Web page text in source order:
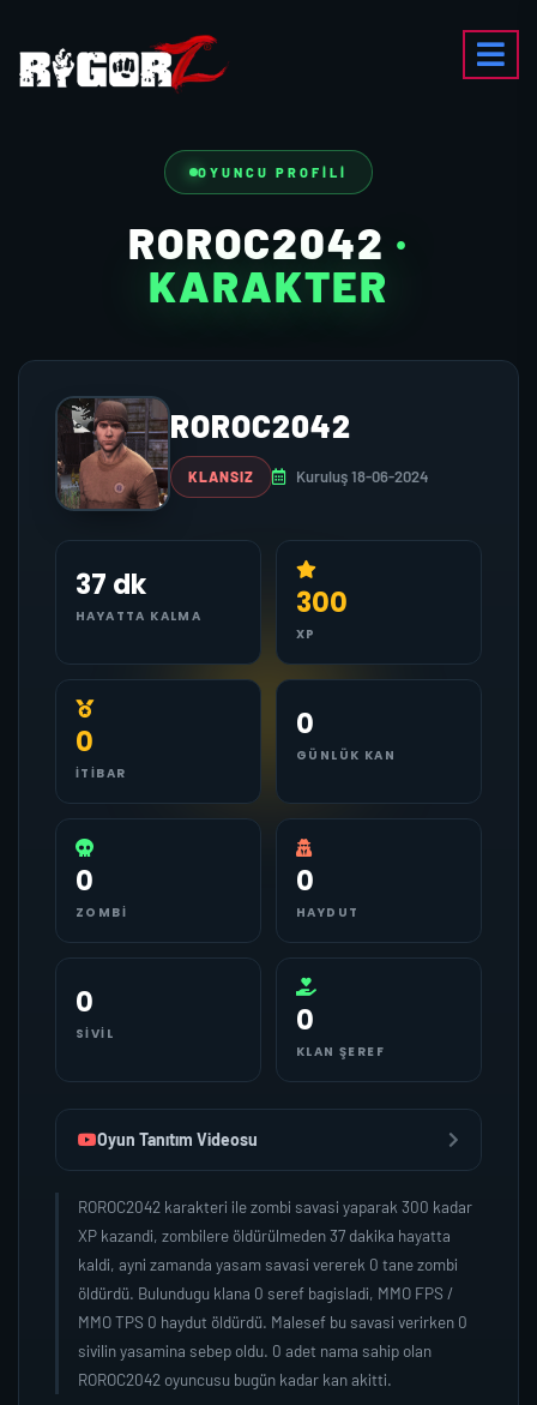
OYUNCU PROFILI
ROROC2042 ·
KARAKTER
ROROC2042
KLANSIZ Kuruluş 18-06-2024
37 dk
HAYATTA KALMA 300
XP
0
İTIBAR
0
GÜNLÜK KAN
0
ZOMBI
0
HAYDUT
0
SIVIL 0
KLAN ŞEREF
Oyun Tanıtım Videosu
ROROC2042 karakteri ile zombi savasi yaparak 300 kadar
XP kazandi, zombilere öldürülmeden 37 dakika hayatta
kaldi, ayni zamanda yasam savasi vererek 0 tane zombi
öldürdü. Bulundugu klana 0 seref bagisladi, MMO FPS /
MMO TPS 0 haydut öldürdü. Malesef bu savasi verirken 0
sivilin yasamina sebep oldu. 0 adet nama sahip olan
ROROC2042 oyuncusu bugün kadar kan akitti.